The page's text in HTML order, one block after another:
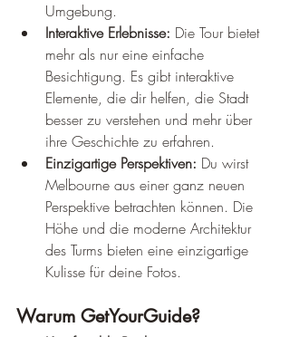
Umgebung.
Interaktive Erlebnisse: Die Tour bietet
mehr als nur eine einfache
Besichtigung. Es gibt interaktive
Elemente, die dir helfen, die Stadt
besser zu verstehen und mehr über
ihre Geschichte zu erfahren.
Einzigartige Perspektiven: Du wirst
Melbourne aus einer ganz neuen
Perspektive betrachten können. Die
Höhe und die moderne Architektur
des Turms bieten eine einzigartige
Kulisse für deine Fotos.
Warum GetYourGuide?